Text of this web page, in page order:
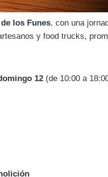
los Funes, con una
y food trucks,
12 (de 10:00 a